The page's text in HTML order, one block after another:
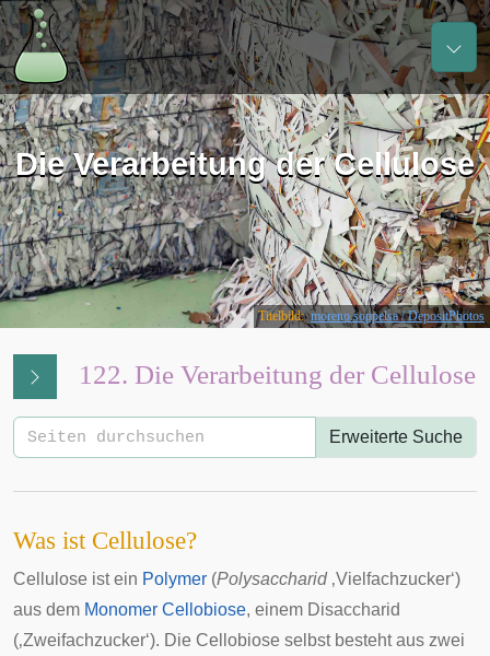
Titelbild:moreno.soppelsa / DepositPhotos
Die Verarbeitung der Cellulose
122. Die Verarbeitung der Cellulose
Erweiterte Suche
Was ist Cellulose?
Cellulose ist ein Polymer (Polysaccharid‚Vielfachzucker‘)
aus dem Monomer Cellobiose, einem Disaccharid
(‚Zweifachzucker‘). Die Cellobiose selbst besteht aus zwei